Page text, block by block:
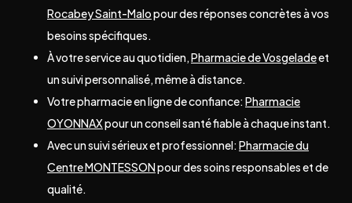
Rocabey Saint-Malopour des réponses concrètes à vos
besoins spécifiques.
À votre service au quotidien,Pharmacie de Vosgeladeet
un suivi personnalisé, même à distance.
Votre pharmacie en ligne de confiance: Pharmacie
OYONNAXpour un conseil santé fiable à chaque instant.
Avec un suivi sérieux et professionnel: Pharmacie du
Centre MONTESSONpour des soins responsables et de
qualité.